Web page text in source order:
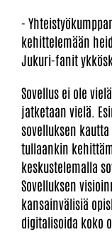
-
kehittelemään
Jukuri-fanit
Sovellus ei ole
jatketaan vielä.
sovelluksen
tullaankin
keskustelemalla
Sovelluksen
kansainvälisiä
digitalisoida koko